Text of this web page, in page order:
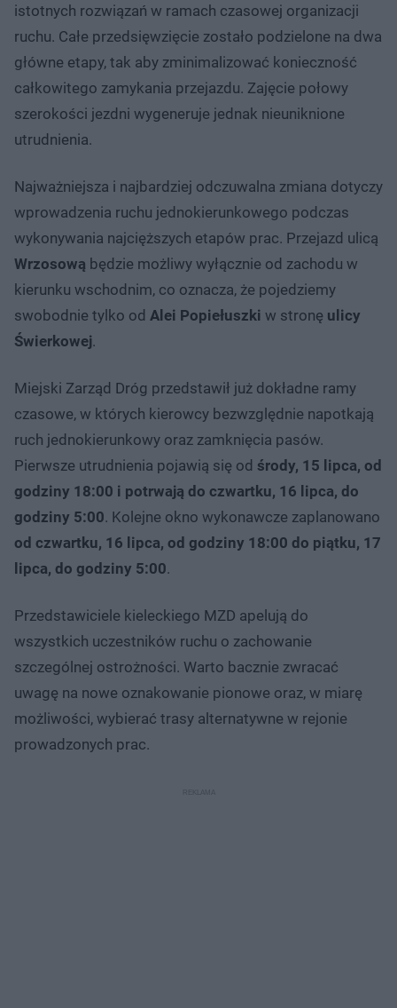
istotnych rozwiązań w ramach czasowej organizacji
ruchu. Całe przedsięwzięcie zostało podzielone na dwa
główne etapy, tak aby zminimalizować konieczność
całkowitego zamykania przejazdu. Zajęcie połowy
szerokości jezdni wygeneruje jednak nieuniknione
utrudnienia.
Najważniejsza i najbardziej odczuwalna zmiana dotyczy
wprowadzenia ruchu jednokierunkowego podczas
wykonywania najcięższych etapów prac. Przejazd ulicą
Wrzosową będzie możliwy wyłącznie od zachodu w
kierunku wschodnim, co oznacza, że pojedziemy
swobodnie tylko od Alei Popiełuszki w stronę ulicy
Świerkowej.
Miejski Zarząd Dróg przedstawił już dokładne ramy
czasowe, w których kierowcy bezwzględnie napotkają
ruch jednokierunkowy oraz zamknięcia pasów.
Pierwsze utrudnienia pojawią się od środy, 15 lipca, od
godziny 18:00 i potrwają do czwartku, 16 lipca, do
godziny 5:00. Kolejne okno wykonawcze zaplanowano
od czwartku, 16 lipca, od godziny 18:00 do piątku, 17
lipca, do godziny 5:00.
Przedstawiciele kieleckiego MZD apelują do
wszystkich uczestników ruchu o zachowanie
szczególnej ostrożności. Warto bacznie zwracać
uwagę na nowe oznakowanie pionowe oraz, w miarę
możliwości, wybierać trasy alternatywne w rejonie
prowadzonych prac.